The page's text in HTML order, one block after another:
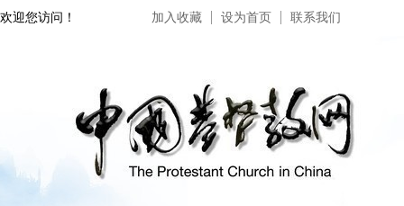
欢迎您访问！ 加入收藏 设为首页 联系我们